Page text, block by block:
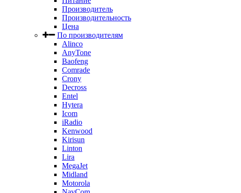
Производитель
Производительность
Цена
По производителям
Alinco
AnyTone
Baofeng
Comrade
Crony
Decross
Entel
Hytera
Icom
iRadio
Kenwood
Kirisun
Linton
Lira
MegaJet
Midland
Motorola